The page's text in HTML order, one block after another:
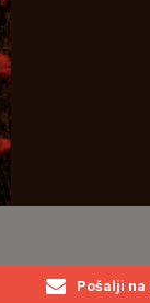
Pošalji na